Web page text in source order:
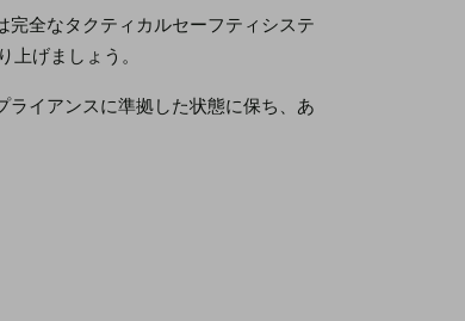
全なタクティカルセーフティシステ
上げましょう。
イアンスに準拠した状態に保ち、あ